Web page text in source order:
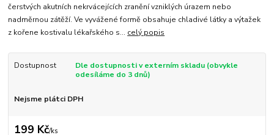
čerstvých akutních nekrvácejících zranění vzniklých úrazem nebo
nadměrnou zátěží. Ve vyvážené formě obsahuje chladivé látky a výtažek
z kořene kostivalu lékařského s... celý popis
Dostupnost
Dle dostupnosti v externím skladu (obvykle
odesíláme do 3 dnů)
Nejsme plátci DPH
199 Kč/ks